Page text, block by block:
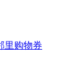
里购物券